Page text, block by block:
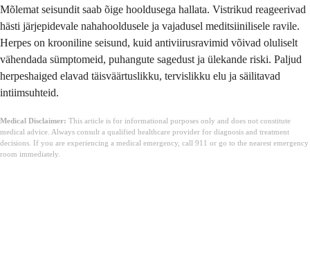
Mõlemat seisundit saab õige hooldusega hallata. Vistrikud reageerivad
hästi järjepidevale nahahooldusele ja vajadusel meditsiinilisele ravile.
Herpes on krooniline seisund, kuid antiviirusravimid võivad oluliselt
vähendada sümptomeid, puhangute sagedust ja ülekande riski. Paljud
herpeshaiged elavad täisväärtuslikku, tervislikku elu ja säilitavad
intiimsuhteid.
Medical Disclaimer: This article is for informational purposes only and does not constitute
medical advice. Always consult a qualified healthcare provider for diagnosis and treatment
decisions. If you are experiencing a medical emergency, call 911 or go to the nearest emergency
room immediately.